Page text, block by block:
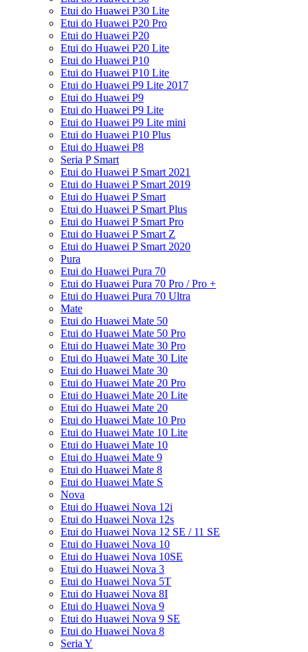
Etui do Huawei P30 Lite
Etui do Huawei P20 Pro
Etui do Huawei P20
Etui do Huawei P20 Lite
Etui do Huawei P10
Etui do Huawei P10 Lite
Etui do Huawei P9 Lite 2017
Etui do Huawei P9
Etui do Huawei P9 Lite
Etui do Huawei P9 Lite mini
Etui do Huawei P10 Plus
Etui do Huawei P8
Seria P Smart
Etui do Huawei P Smart 2021
Etui do Huawei P Smart 2019
Etui do Huawei P Smart
Etui do Huawei P Smart Plus
Etui do Huawei P Smart Pro
Etui do Huawei P Smart Z
Etui do Huawei P Smart 2020
Pura
Etui do Huawei Pura 70
Etui do Huawei Pura 70 Pro / Pro +
Etui do Huawei Pura 70 Ultra
Mate
Etui do Huawei Mate 50
Etui do Huawei Mate 50 Pro
Etui do Huawei Mate 30 Pro
Etui do Huawei Mate 30 Lite
Etui do Huawei Mate 30
Etui do Huawei Mate 20 Pro
Etui do Huawei Mate 20 Lite
Etui do Huawei Mate 20
Etui do Huawei Mate 10 Pro
Etui do Huawei Mate 10 Lite
Etui do Huawei Mate 10
Etui do Huawei Mate 9
Etui do Huawei Mate 8
Etui do Huawei Mate S
Nova
Etui do Huawei Nova 12i
Etui do Huawei Nova 12s
Etui do Huawei Nova 12 SE / 11 SE
Etui do Huawei Nova 10
Etui do Huawei Nova 10SE
Etui do Huawei Nova 3
Etui do Huawei Nova 5T
Etui do Huawei Nova 8I
Etui do Huawei Nova 9
Etui do Huawei Nova 9 SE
Etui do Huawei Nova 8
Seria Y